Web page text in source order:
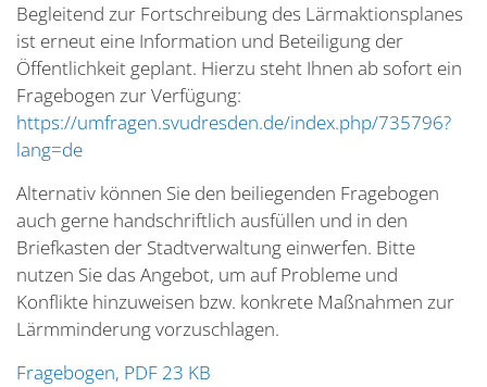
Begleitend zur Fortschreibung des Lärmaktionsplanes
ist erneut eine Information und Beteiligung der
Öffentlichkeit geplant. Hierzu steht Ihnen ab sofort ein
Fragebogen zur Verfügung:
https://umfragen.svudresden.de/index.php/735796?
lang=de
Alternativ können Sie den beiliegenden Fragebogen
auch gerne handschriftlich ausfüllen und in den
Briefkasten der Stadtverwaltung einwerfen. Bitte
nutzen Sie das Angebot, um auf Probleme und
Konflikte hinzuweisen bzw. konkrete Maßnahmen zur
Lärmminderung vorzuschlagen.
Fragebogen, PDF 23 KB